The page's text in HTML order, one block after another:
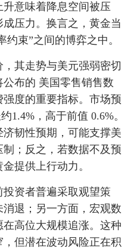
意味着降息空间被压
压力。换言之，黄金当
约束”之间的博弈之中。
其走势与美元强弱密切
布的 美国零售销售数
度的重要指标。市场预
1.4%，高于前值 0.6%。
韧性预期，可能支撑美
；反之，若数据不及预
提供上行动力。
资者普遍采取观望策
退；另一方面，宏观数
高位大规模追涨。这种
但潜在波动风险正在积